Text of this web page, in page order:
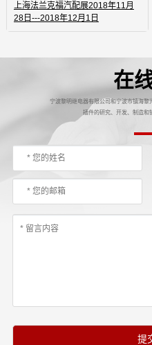
上海法兰克福汽配展2018年11月
28日---2018年12月1日
在
宁波黎明继电器有限公司和宁波市镇海
插件的研究、开发、制造和